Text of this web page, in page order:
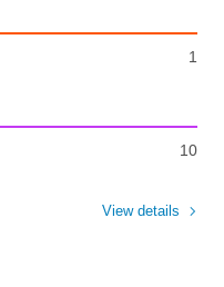
1
10
View details